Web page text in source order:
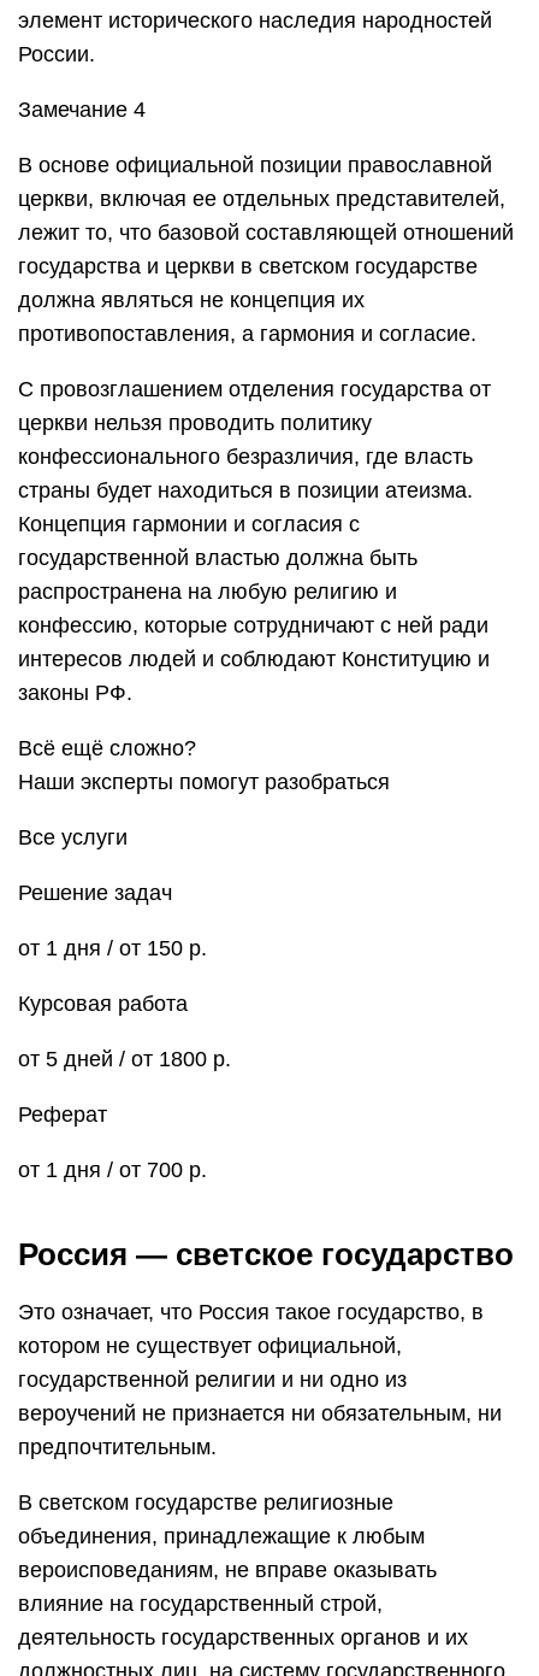
элемент исторического наследия народностей
России.
Замечание 4
В основе официальной позиции православной
церкви, включая ее отдельных представителей,
лежит то, что базовой составляющей отношений
государства и церкви в светском государстве
должна являться не концепция их
противопоставления, а гармония и согласие.
С провозглашением отделения государства от
церкви нельзя проводить политику
конфессионального безразличия, где власть
страны будет находиться в позиции атеизма.
Концепция гармонии и согласия с
государственной властью должна быть
распространена на любую религию и
конфессию, которые сотрудничают с ней ради
интересов людей и соблюдают Конституцию и
законы РФ.
Всё ещё сложно?
Наши эксперты помогут разобраться
Все услуги
Решение задач
от 1 дня / от 150 р.
Курсовая работа
от 5 дней / от 1800 р.
Реферат
от 1 дня / от 700 р.
Россия — светское государство
Это означает, что Россия такое государство, в
котором не существует официальной,
государственной религии и ни одно из
вероучений не признается ни обязательным, ни
предпочтительным.
В светском государстве религиозные
объединения, принадлежащие к любым
вероисповеданиям, не вправе оказывать
влияние на государственный строй,
деятельность государственных органов и их
должностных лиц, на систему государственного